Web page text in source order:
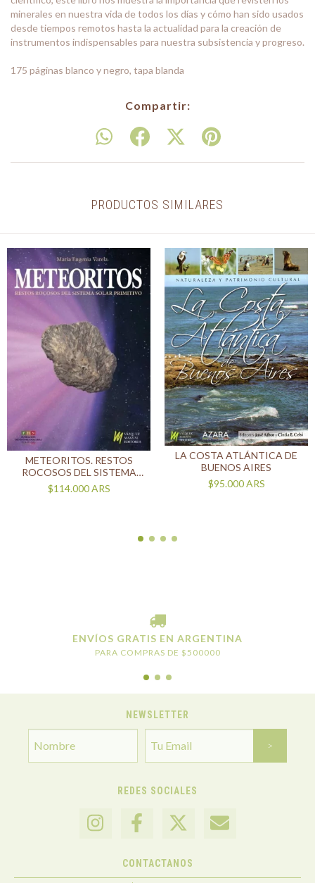
minerales en nuestra vida de todos los días y cómo han sido usados
desde tiempos remotos hasta la actualidad para la creación de
instrumentos indispensables para nuestra subsistencia y progreso.
175 páginas blanco y negro, tapa blanda
Compartir:
PRODUCTOS SIMILARES
METEORITOS. RESTOS
ROCOSOS DEL SISTEMA
SOLAR PRIMITIVO
$114.000ARS
LA COSTA ATLÁNTICA DE
BUENOS AIRES
$95.000ARS
ENVÍOS GRATIS EN ARGENTINA
PARA COMPRAS DE $500000
NEWSLETTER
REDES SOCIALES
CONTACTANOS